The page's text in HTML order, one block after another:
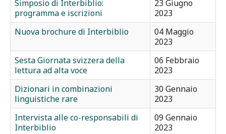
Simposio di Interbiblio:
programma e iscrizioni
23 Giugno
2023
Nuova brochure di Interbiblio
04 Maggio
2023
Sesta Giornata svizzera della
lettura ad alta voce
06 Febbraio
2023
Dizionari in combinazioni
linguistiche rare
30 Gennaio
2023
Intervista alle co-responsabili di
Interbiblio
09 Gennaio
2023